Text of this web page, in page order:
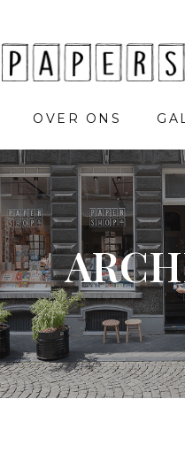
OVER ONS